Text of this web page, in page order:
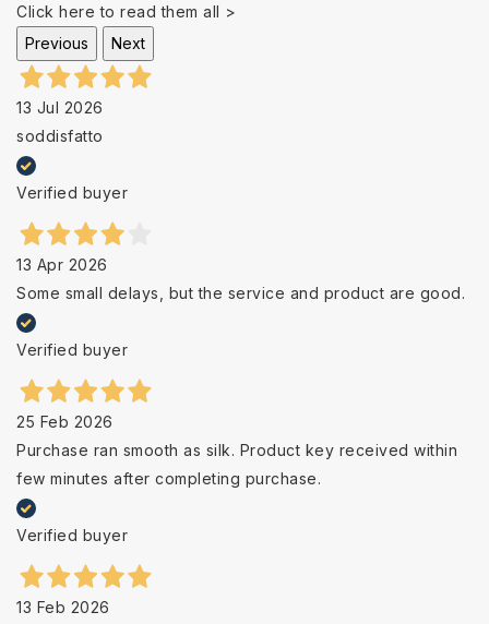
Click here to read them all >
Previous
Next
13 Jul 2026
soddisfatto
Verified buyer
13 Apr 2026
Some small delays, but the service and product are good.
Verified buyer
25 Feb 2026
Purchase ran smooth as silk. Product key received within
few minutes after completing purchase.
Verified buyer
13 Feb 2026